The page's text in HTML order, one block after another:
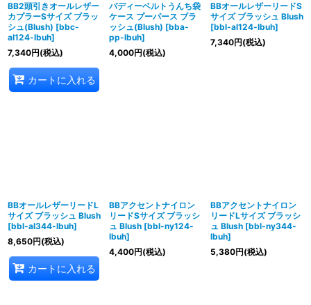
BB2頭引きオールレザー
カプラーSサイズ ブラッ
シュ(Blush) [bbc-
al124-lbuh]
7,340円(税込)
カートに入れる
バディーベルトうんち袋
ケース プーパース ブラ
ッシュ(Blush) [bba-
pp-lbuh]
4,000円(税込)
BBオールレザーリードS
サイズ ブラッシュ Blush
[bbl-al124-lbuh]
7,340円(税込)
BBオールレザーリードL
サイズ ブラッシュ Blush
[bbl-al344-lbuh]
8,650円(税込)
カートに入れる
BBアクセントナイロン
リードSサイズ ブラッシ
ュ Blush [bbl-ny124-
lbuh]
4,400円(税込)
BBアクセントナイロン
リードLサイズ ブラッシ
ュ Blush [bbl-ny344-
lbuh]
5,380円(税込)